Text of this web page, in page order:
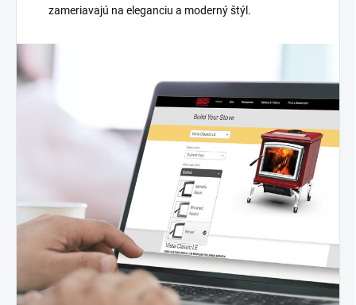
zameriavajú na eleganciu a moderný štýl.